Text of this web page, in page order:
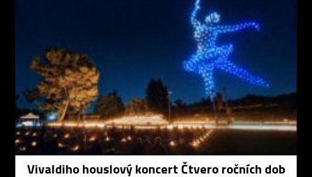
Vivaldiho houslový koncert Čtvero ročních dob